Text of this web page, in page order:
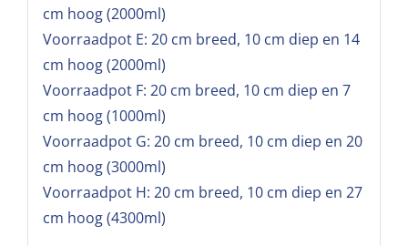
cm hoog (2000ml)
Voorraadpot E: 20 cm breed, 10 cm diep en 14
cm hoog (2000ml)
Voorraadpot F: 20 cm breed, 10 cm diep en 7
cm hoog (1000ml)
Voorraadpot G: 20 cm breed, 10 cm diep en 20
cm hoog (3000ml)
Voorraadpot H: 20 cm breed, 10 cm diep en 27
cm hoog (4300ml)